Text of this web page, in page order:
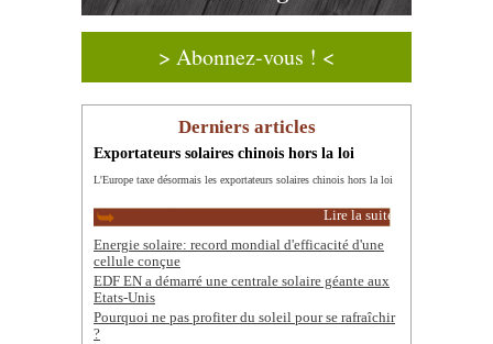
> Abonnez-vous ! <
Derniers articles
Exportateurs solaires chinois hors la loi
L'Europe taxe désormais les exportateurs solaires chinois hors la loi
Lire la suite
Energie solaire: record mondial d'efficacité d'une
cellule conçue
EDF EN a démarré une centrale solaire géante aux
Etats-Unis
Pourquoi ne pas profiter du soleil pour se rafraîchir
?